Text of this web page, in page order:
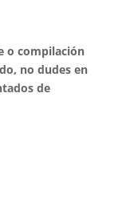
o compilación
no dudes en
de